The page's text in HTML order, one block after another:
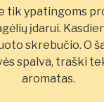
tik ypatingoms
įdarui.
skrebučio. O
spalva, traški
aromatas.